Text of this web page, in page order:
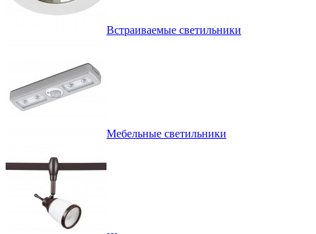
Встраиваемые светильники
Мебельные светильники